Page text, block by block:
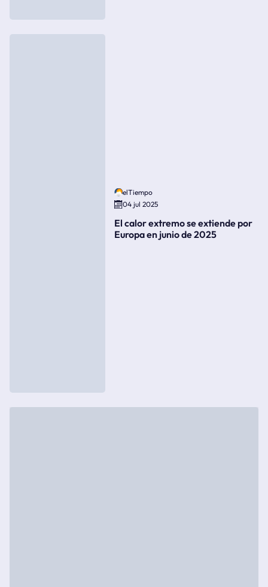
elTiempo
04 jul 2025
El calor extremo se extiende por
Europa en junio de 2025